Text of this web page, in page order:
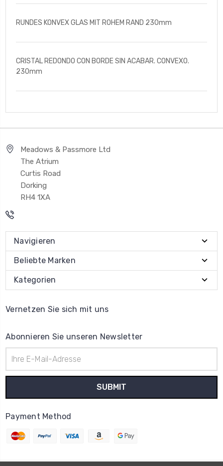
RUNDES KONVEX GLAS MIT ROHEM RAND 230mm
CRISTAL REDONDO CON BORDE SIN ACABAR. CONVEXO.
230mm
Meadows & Passmore Ltd
The Atrium
Curtis Road
Dorking
RH4 1XA
Navigieren
Beliebte Marken
Kategorien
Vernetzen Sie sich mit uns
Abonnieren Sie unseren Newsletter
Mail-
Adresse
Payment Method